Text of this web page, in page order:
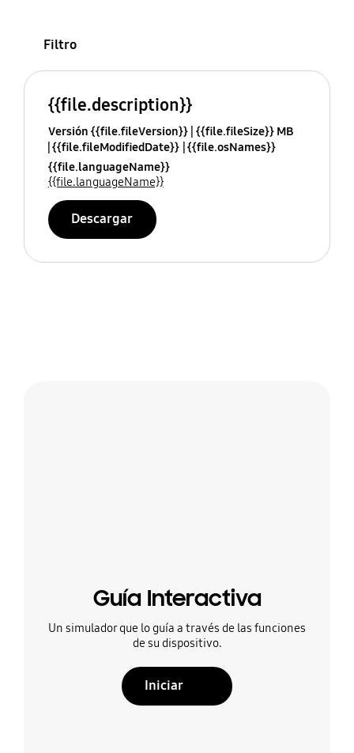
Filtro
{{file.description}}
Versión {{file.fileVersion}} {{file.fileSize}} MB
{{file.fileModifiedDate}} {{file.osNames}}
{{file.languageName}}
{{file.languageName}}
Descargar
Guía Interactiva
Un simulador que lo guía a través de las funciones
de su dispositivo.
Iniciar